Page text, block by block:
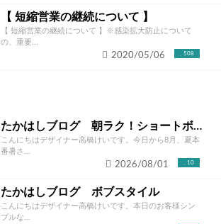
【 短縮営業の継続について 】
【 短縮営業の継続について 】※感染拡大防止について
の、重要...
508
2020/05/06
たかはしブログ 朝ラク！ショートボブ
こんにちはデザイナー高橋けいです。今日から8月、夏本
番暑さ...
10
2026/08/01
たかはしブログ ボブスタイル
こんにちはデザイナー高橋けいです。本日のお客様シン
プルな...